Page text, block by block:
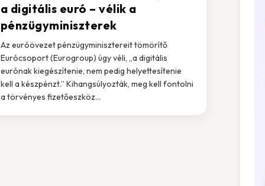
a digitális euró – vélik a
pénzügyminiszterek
Az euróövezet pénzügyminisztereit tömörítő
Eurócsoport (Eurogroup) úgy véli, „a digitális
eurónak kiegészítenie, nem pedig helyettesítenie
kell a készpénzt.” Kihangsúlyozták, meg kell fontolni
a törvényes fizetőeszköz...